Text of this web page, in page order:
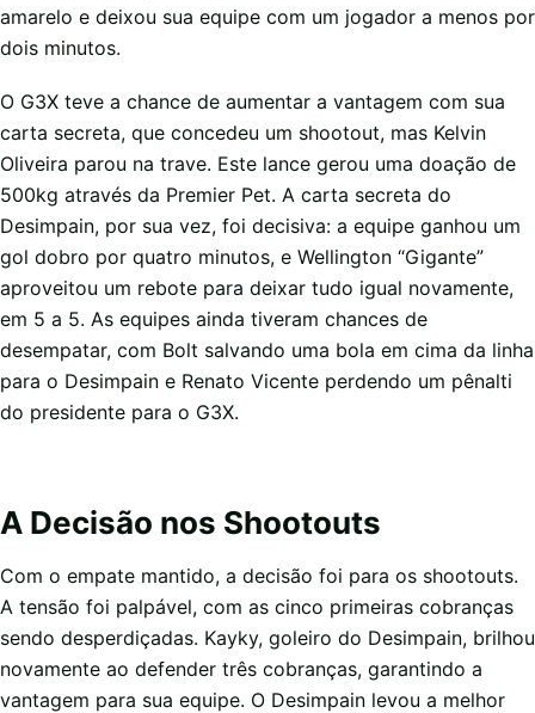
amarelo e deixou sua equipe com um jogador a menos por
dois minutos.
O G3X teve a chance de aumentar a vantagem com sua
carta secreta, que concedeu um shootout, mas Kelvin
Oliveira parou na trave. Este lance gerou uma doação de
500kg através da Premier Pet. A carta secreta do
Desimpain, por sua vez, foi decisiva: a equipe ganhou um
gol dobro por quatro minutos, e Wellington “Gigante”
aproveitou um rebote para deixar tudo igual novamente,
em 5 a 5. As equipes ainda tiveram chances de
desempatar, com Bolt salvando uma bola em cima da linha
para o Desimpain e Renato Vicente perdendo um pênalti
do presidente para o G3X.
A Decisão nos Shootouts
Com o empate mantido, a decisão foi para os shootouts.
A tensão foi palpável, com as cinco primeiras cobranças
sendo desperdiçadas. Kayky, goleiro do Desimpain, brilhou
novamente ao defender três cobranças, garantindo a
vantagem para sua equipe. O Desimpain levou a melhor